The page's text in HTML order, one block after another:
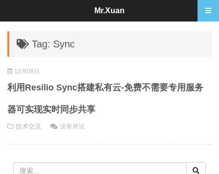
Tag: Sync
12月08日
利用Resilio Sync搭建私有云-免费不需要专用服务
器可实现实时同步共享
技术交流 没有评论
Mr.Xuan